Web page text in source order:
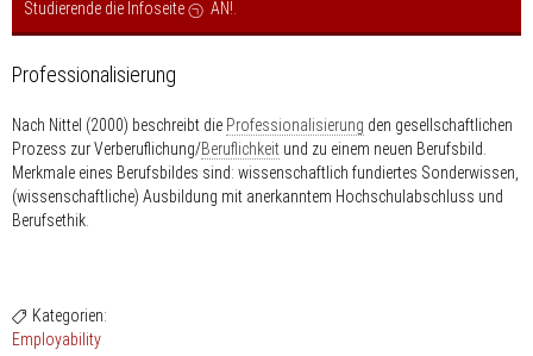
Studierende die Infoseite
AN!
Professionalisierung
Nach Nittel (2000) beschreibt die Professionalisierung den gesellschaftlichen
Prozess zur Verberuflichung/Beruflichkeit und zu einem neuen Berufsbild.
Merkmale eines Berufsbildes sind: wissenschaftlich fundiertes Sonderwissen,
(wissenschaftliche) Ausbildung mit anerkanntem Hochschulabschluss und
Berufsethik.
Kategorien:
Employability